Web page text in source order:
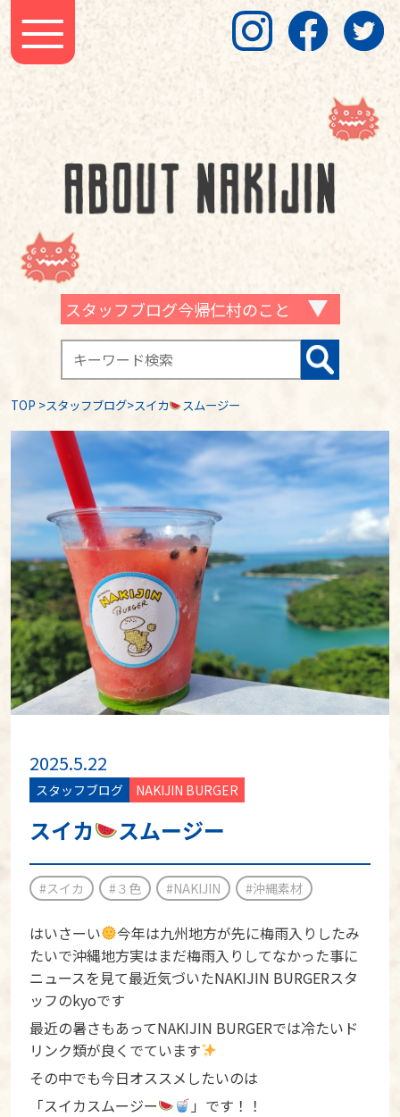
スタッフブログ今帰仁村のこと
TOP >スタッフブログ>スイカ スムージー
2025.5.22
スタッフブログ NAKIJIN BURGER
スイカ スムージー
#スイカ #３色 #NAKIJIN #沖縄素材
はいさーい
今年は九州地方が先に梅雨入りしたみ
たいで沖縄地方実はまだ梅雨入りしてなかった事に
ニュースを見て最近気づいたNAKIJIN BURGERスタ
ッフのkyoです
最近の暑さもあってNAKIJIN BURGERでは冷たいド
リンク類が良くでています
その中でも今日オススメしたいのは
「スイカスムージー
」です！！